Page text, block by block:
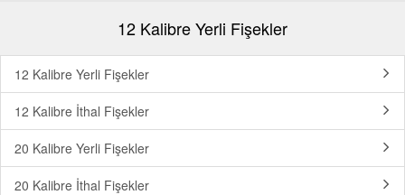
12 Kalibre Yerli Fişekler
12 Kalibre Yerli Fişekler
12 Kalibre İthal Fişekler
20 Kalibre Yerli Fişekler
20 Kalibre İthal Fişekler